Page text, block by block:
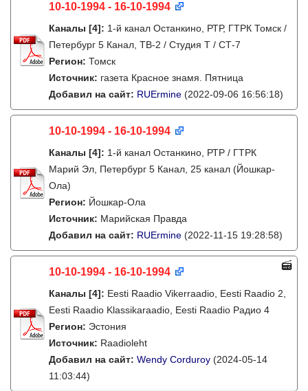
10-10-1994 - 16-10-1994
Каналы [4]: 1-й канал Останкино, РТР, ГТРК Томск /
Петербург 5 Канал, ТВ-2 / Студия Т / СТ-7
Регион: Томск
Источник: газета Красное знамя. Пятница
Добавил на сайт: RUErmine (2022-09-06 16:56:18)
10-10-1994 - 16-10-1994
Каналы [4]: 1-й канал Останкино, РТР / ГТРК
Марий Эл, Петербург 5 Канал, 25 канал (Йошкар-
Ола)
Регион: Йошкар-Ола
Источник: Марийская Правда
Добавил на сайт: RUErmine (2022-11-15 19:28:58)
10-10-1994 - 16-10-1994
Каналы [4]: Eesti Raadio Vikerraadio, Eesti Raadio 2,
Eesti Raadio Klassikaraadio, Eesti Raadio Радио 4
Регион: Эстония
Источник: Raadioleht
Добавил на сайт: Wendy Corduroy (2024-05-14
11:03:44)